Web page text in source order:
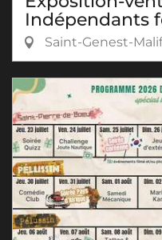
Indépendants
Saint-Genest-